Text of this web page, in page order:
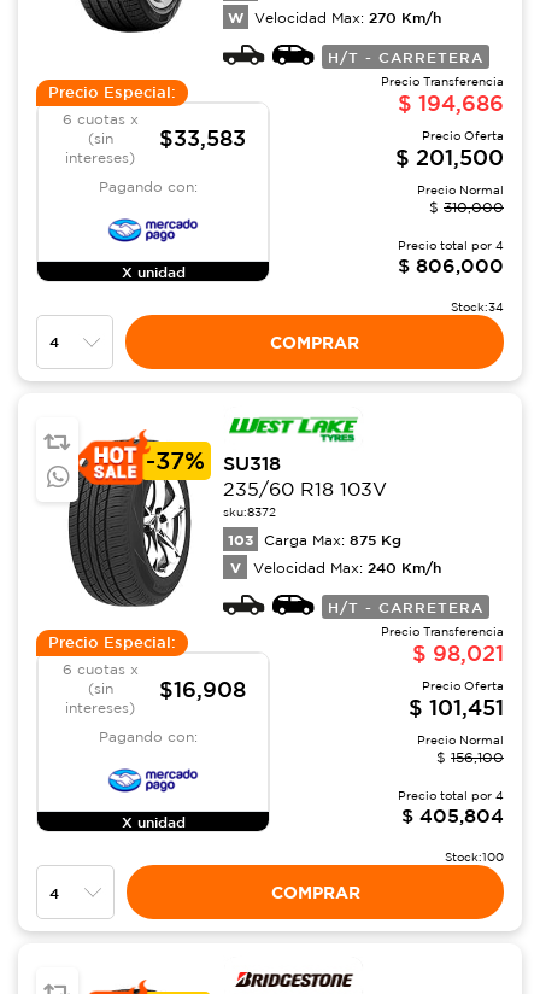
W Velocidad Max: 270 Km/h
H/T - CARRETERA
Precio Especial:
6 cuotas x
(sin
intereses)
$33,583
Pagando con:
X unidad
Precio Transferencia
$ 194,686
Precio Oferta
$ 201,500
Precio Normal
$ 310,000
Precio total por 4
$ 806,000
Stock:34
COMPRAR
-37%
SU318
235/60 R18 103V
sku:8372
103 Carga Max: 875 Kg
V Velocidad Max: 240 Km/h
H/T - CARRETERA
Precio Especial:
6 cuotas x
(sin
intereses)
$16,908
Pagando con:
X unidad
Precio Transferencia
$ 98,021
Precio Oferta
$ 101,451
Precio Normal
$ 156,100
Precio total por 4
$ 405,804
Stock:100
COMPRAR